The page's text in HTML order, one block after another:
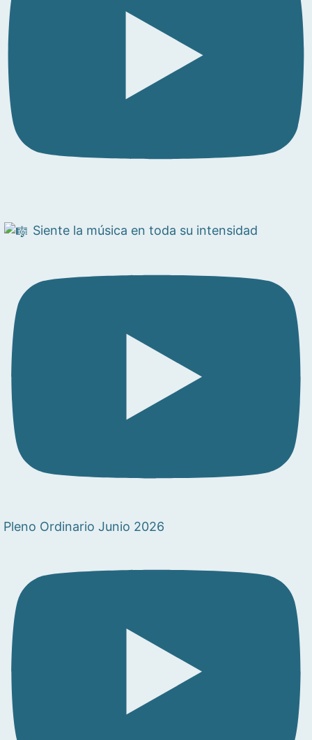
Siente la música en toda su intensidad
Pleno Ordinario Junio 2026